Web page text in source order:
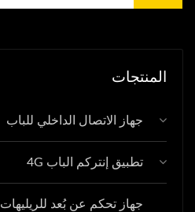
المنتجات
جهاز الاتصال الداخلي للباب
تطبيق إنتركم الباب 4G
جهاز تحكم عن بُعد للريليهات